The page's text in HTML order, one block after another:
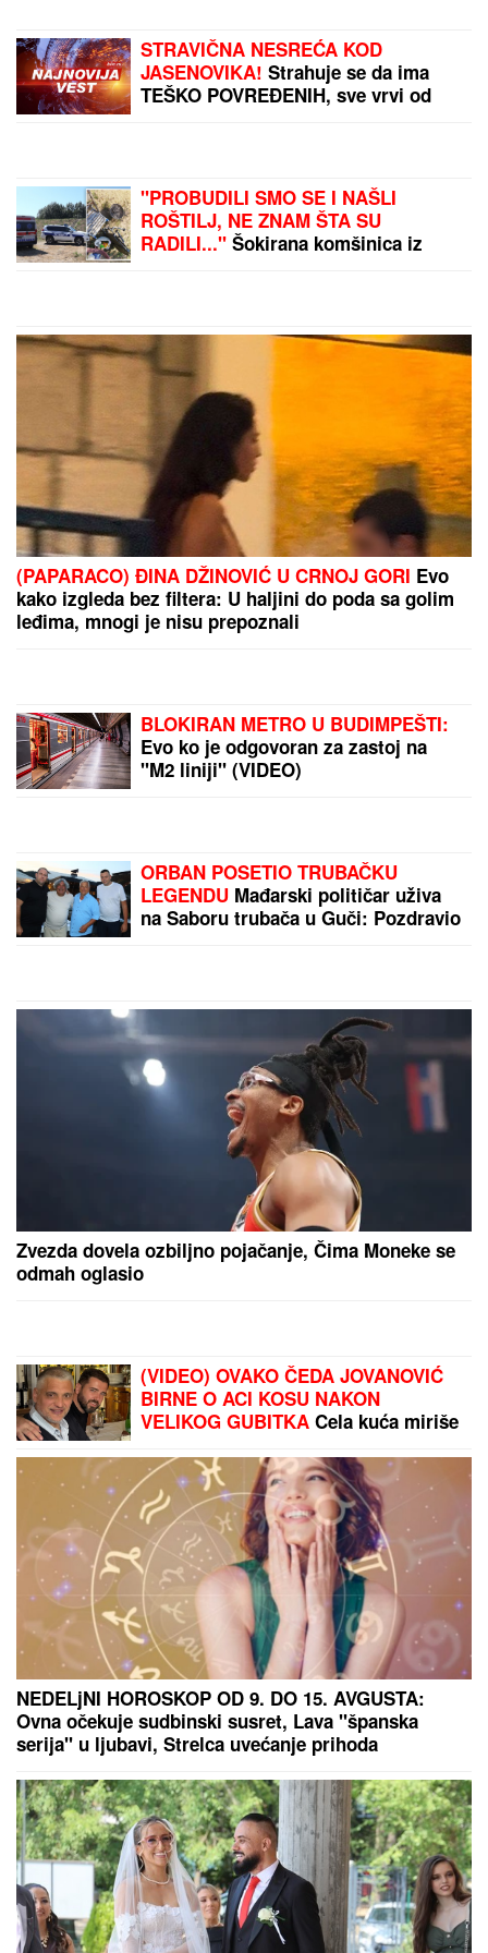
(FOTO) MILICU VELIČKOVIĆ ZADESILA NOVA
NEPRIJATNOST NA ADI BOJANIProlazi kroz
agoniju, oglasila se i otkrila šta se dešava nakon
haosa sa Terzom
STRAVIČNA NESREĆA KOD
JASENOVIKA!Strahuje se da ima
TEŠKO POVREĐENIH, sve vrvi od
Šokirana komšinica iz
Borče za "Blic" nakon što je nađeno
telo mladića (28): Potresni prizori sa
lica mesta (FOTO, VIDEO)
(PAPARACO) ĐINA DŽINOVIĆ U CRNOJ GORI
Evo
kako izgleda bez filtera: U haljini do poda sa golim
leđima, mnogi je nisu prepoznali